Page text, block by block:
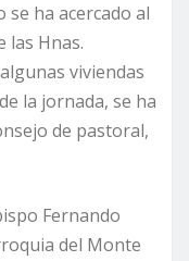
se ha acercado al
las Hnas.
viviendas
la jornada, se ha
de pastoral,
Fernando
del Monte